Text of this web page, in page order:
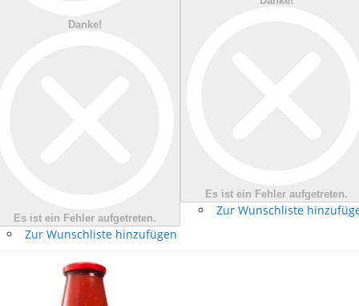
Danke!
Es ist ein Fehler aufgetreten.
Zur Wunschliste hinzufügen
Es ist ein Fehler aufgetreten.
Zur Wunschliste